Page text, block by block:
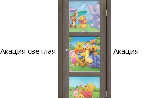
Акация светлая Акация